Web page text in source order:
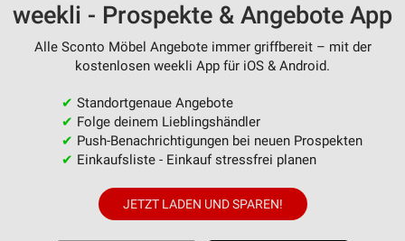
weekli - Prospekte & Angebote App
Alle Sconto Möbel Angebote immer griffbereit – mit der
kostenlosen weekli App für iOS & Android.
✔ Standortgenaue Angebote
✔ Folge deinem Lieblingshändler
✔ Push-Benachrichtigungen bei neuen Prospekten
✔ Einkaufsliste - Einkauf stressfrei planen
JETZT LADEN UND SPAREN!